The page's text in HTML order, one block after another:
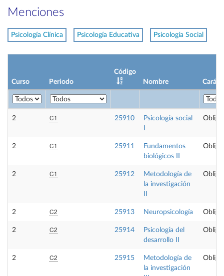
Menciones
Psicología Clínica Psicología Educativa Psicología Social
Curso Periodo
Código
Nombre
2 C1 25910
Psicología social
2 C1 25911
Fundamentos
biológicos II
2 C1 25912
Metodología de
la investigación
2 C2 25913 Neuropsicología
2 C2 25914
Psicología del
desarrollo II
2 C2 25915
Metodología de
la investigación